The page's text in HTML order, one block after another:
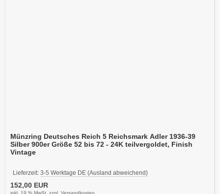
Münzring Deutsches Reich 5 Reichsmark Adler 1936-39
Silber 900er Größe 52 bis 72 - 24K teilvergoldet, Finish
Vintage
Lieferzeit: 3-5 Werktage DE (Ausland abweichend)
152,00 EUR
inkl. 19 % MwSt. zzgl. Versandkosten